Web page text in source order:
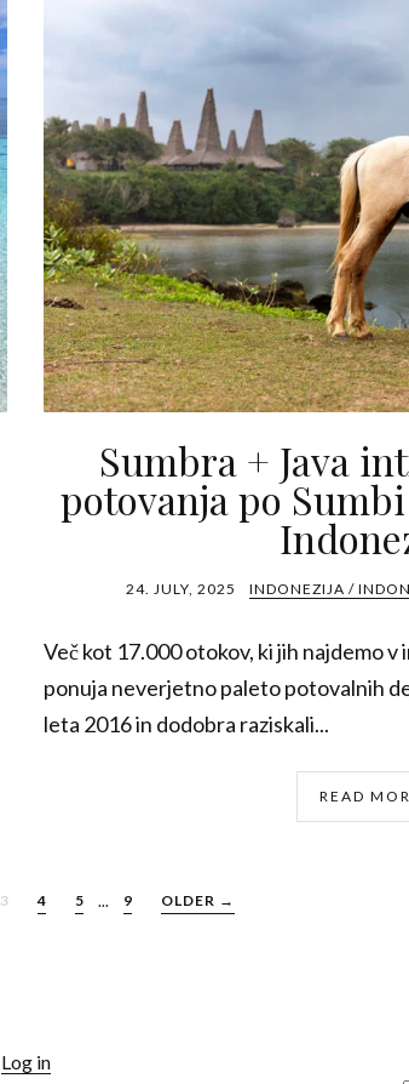
Sumbra + Java
potovanja po
24. JULY, 2025 INDONEZIJA /
Več kot 17.000 otokov, ki jih najdemo
ponuja neverjetno paleto potovalnih
leta 2016 in dodobra raziskali...
READ
3 4 5 ... 9 OLDER →
Log in